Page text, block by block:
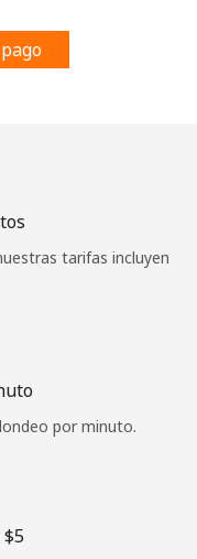
→
tu contraseña? →
tarifas incluyen
por minuto.